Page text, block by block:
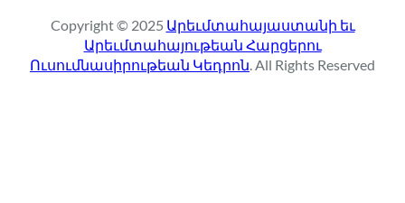
c
h
Copyright © 2025 Արեւմտահայաստանի եւ
Արեւմտահայութեան Հարցերու
Ուսումնասիրութեան Կեդրոն. All Rights Reserved